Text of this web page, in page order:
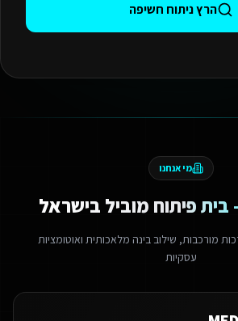
הרץ ניתוח חשיפה
מי אנחנו
פיתוח מוביל בישראל
מורכבות, שילוב בינה מלאכותית ואוטומציות
עסקיות